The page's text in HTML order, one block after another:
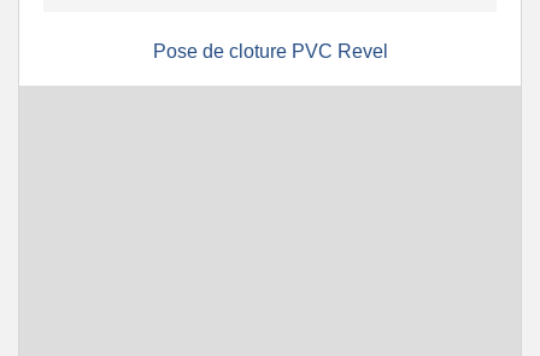
Pose de cloture PVC Revel